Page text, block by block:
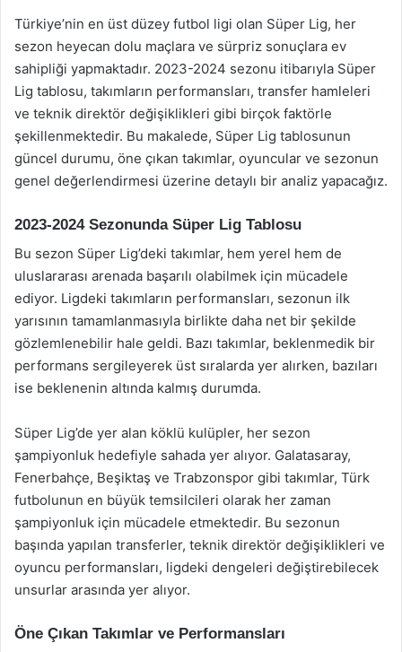
Türkiye’nin en üst düzey futbol ligi olan Süper Lig, her
sezon heyecan dolu maçlara ve sürpriz sonuçlara ev
sahipliği yapmaktadır. 2023-2024 sezonu itibarıyla Süper
Lig tablosu, takımların performansları, transfer hamleleri
ve teknik direktör değişiklikleri gibi birçok faktörle
şekillenmektedir. Bu makalede, Süper Lig tablosunun
güncel durumu, öne çıkan takımlar, oyuncular ve sezonun
genel değerlendirmesi üzerine detaylı bir analiz yapacağız.
2023-2024 Sezonunda Süper Lig Tablosu
Bu sezon Süper Lig’deki takımlar, hem yerel hem de
uluslararası arenada başarılı olabilmek için mücadele
ediyor. Ligdeki takımların performansları, sezonun ilk
yarısının tamamlanmasıyla birlikte daha net bir şekilde
gözlemlenebilir hale geldi. Bazı takımlar, beklenmedik bir
performans sergileyerek üst sıralarda yer alırken, bazıları
ise beklenenin altında kalmış durumda.
Süper Lig’de yer alan köklü kulüpler, her sezon
şampiyonluk hedefiyle sahada yer alıyor. Galatasaray,
Fenerbahçe, Beşiktaş ve Trabzonspor gibi takımlar, Türk
futbolunun en büyük temsilcileri olarak her zaman
şampiyonluk için mücadele etmektedir. Bu sezonun
başında yapılan transferler, teknik direktör değişiklikleri ve
oyuncu performansları, ligdeki dengeleri değiştirebilecek
unsurlar arasında yer alıyor.
Öne Çıkan Takımlar ve Performansları